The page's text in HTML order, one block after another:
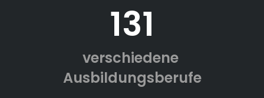
131
verschiedene
Ausbildungsberufe